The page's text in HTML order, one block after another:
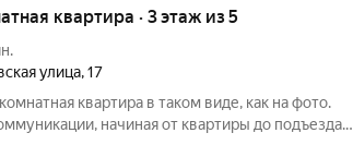
квартира · 3 этаж из 5
улица,17
квартира в таком виде, как на фото.
начиная от квартиры до подъезда.